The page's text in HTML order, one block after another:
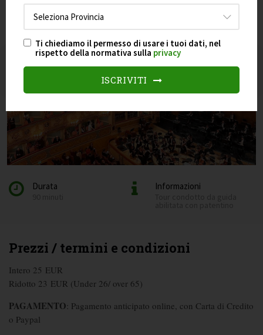
Durata Informazioni
Prezzi / termini e condizioni
Intero 25 EUR
Ridotto 23 EUR (Under 26/ over 65)
PAGAMENTO: Pagamento anticipato online, con Carta di Credito
o Paypal
Ti chiediamo il permesso di usare i tuoi dati, nel
rispetto della normativa sulla privacy
ISCRIVITI